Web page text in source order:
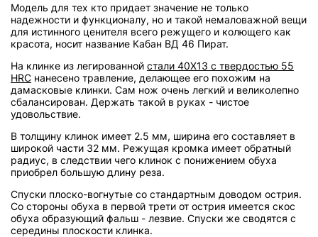
Модель для тех кто придает значение не только
надежности и функционалу, но и такой немаловажной вещи
для истинного ценителя всего режущего и колющего как
красота, носит название Кабан ВД 46 Пират.
На клинке из легированной стали 40Х13 с твердостью 55
HRC нанесено травление, делающее его похожим на
дамасковые клинки. Сам нож очень легкий и великолепно
сбалансирован. Держать такой в руках - чистое
удовольствие.
В толщину клинок имеет 2.5 мм, ширина его составляет в
широкой части 32 мм. Режущая кромка имеет обратный
радиус, в следствии чего клинок с понижением обуха
приобрел большую длину реза.
Спуски плоско-вогнутые со стандартным доводом острия.
Со стороны обуха в первой трети от острия имеется скос
обуха образующий фальш - лезвие. Спуски же сводятся с
середины плоскости клинка.